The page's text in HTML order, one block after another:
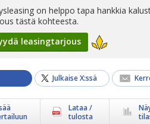
on helppo tapa hankkia
tästä kohteesta.
leasingtarjous
Julkaise X:ssä
Lataa /
tulosta